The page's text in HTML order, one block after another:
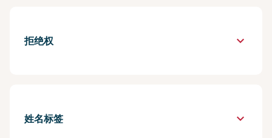
拒绝权 keyboard_arrow_down
姓名标签 keyboard_arrow_down